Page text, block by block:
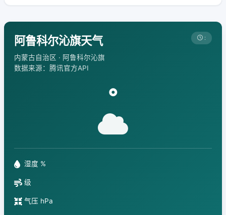
阿鲁科尔沁旗天气
内蒙古自治区 · 阿鲁科尔沁旗
数据来源：腾讯官方API
:
°
湿度 %
级
气压 hPa